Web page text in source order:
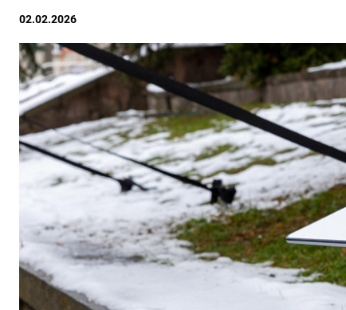
02.02.2026